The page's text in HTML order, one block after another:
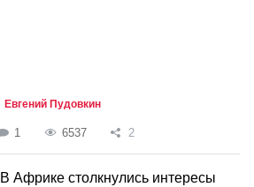
Евгений Пудовкин
1 6537 2
В Африке столкнулись интересы